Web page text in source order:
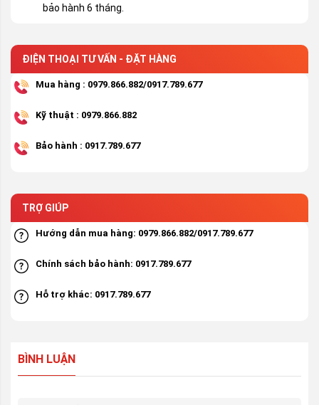
bảo hành 6 tháng.
ĐIỆN THOẠI TƯ VẤN - ĐẶT HÀNG
Mua hàng : 0979.866.882/0917.789.677
Kỹ thuật : 0979.866.882
Bảo hành : 0917.789.677
TRỢ GIÚP
Hướng dẫn mua hàng: 0979.866.882/0917.789.677
Chính sách bảo hành: 0917.789.677
Hỗ trợ khác: 0917.789.677
BÌNH LUẬN